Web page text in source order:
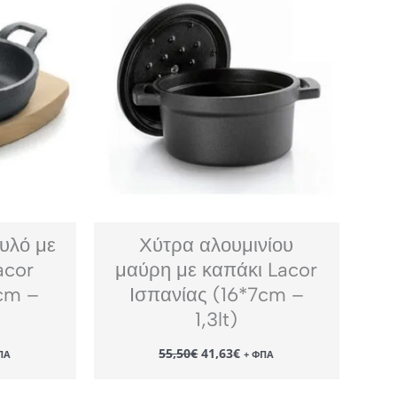
με
–
Χύτρα αλουμινίου
μαύρη με καπάκι Lacor
Ισπανίας (16*7cm –
1,3lt)
55,50€ Original
price
41,63€Η
τρέχουσα
+ ΦΠΑ